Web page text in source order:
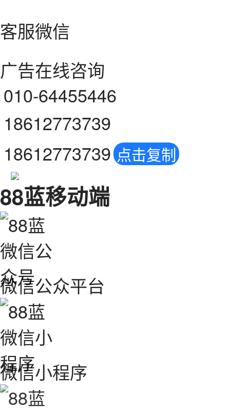
客服微信
广告在线咨询
010-64455446
18612773739
18612773739 点击复制
88蓝移动端
微信公众平台
微信小程序